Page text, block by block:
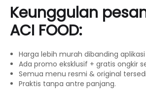
Keunggulan
ACI FOOD:
Harga lebih murah dibanding aplikasi
Ada promo eksklusif + gratis ongkir
Semua menu resmi & original
Praktis tanpa antre panjang.